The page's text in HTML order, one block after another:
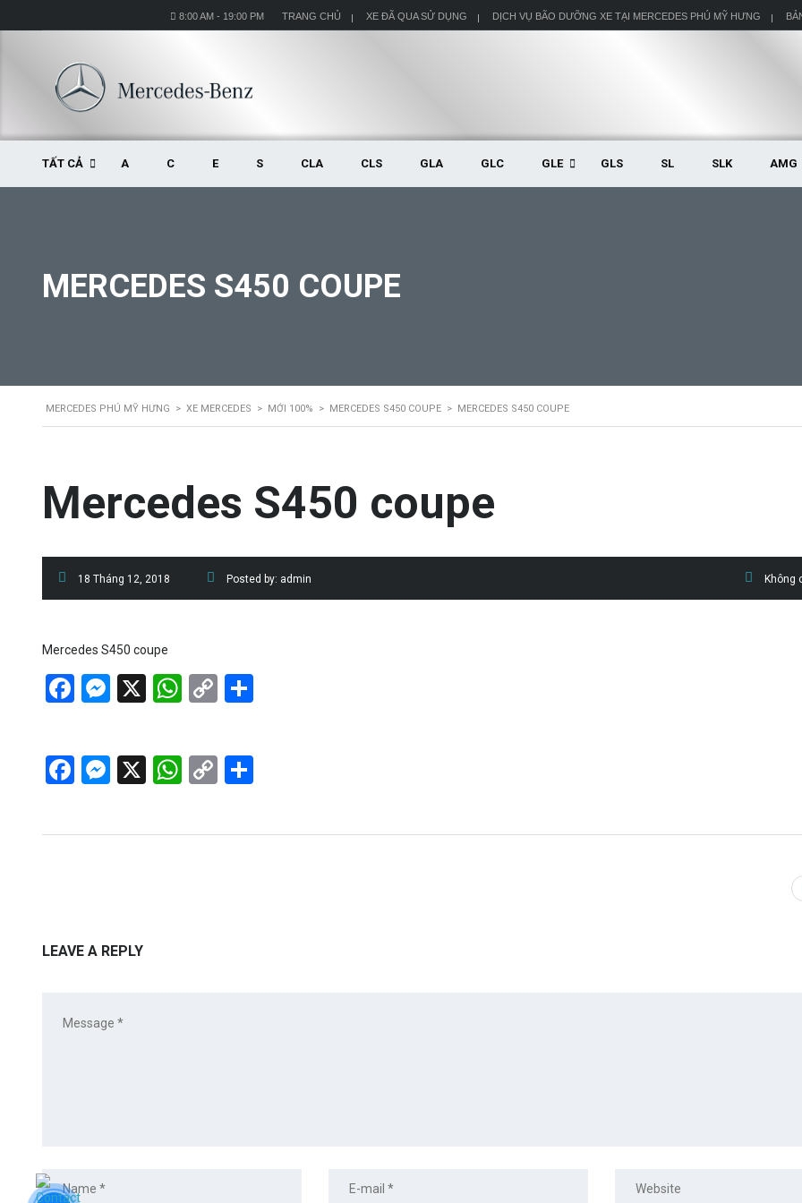
TRANG CHỦ XE ĐÃ QUA SỬ DỤNG DỊCH VỤ BÃO DƯỠNG XE TẠI MERCEDES PHÚ MỸ HƯNG
8:00 AM - 19:00 PM
TẤT CẢ A C E S CLA CLS GLA GLC GLE GLS SL SLK AMG
MERCEDES S450 COUPE
MERCEDES PHÚ MỸ HƯNG > XE MERCEDES > MỚI 100% > MERCEDES S450 COUPE > MERCEDES S450 COUPE
Mercedes S450 coupe
18 Tháng 12, 2018 Posted by: admin Không
Mercedes S450 coupe
Facebook
Messenger
X WhatsApp
Copy
Facebook
Messenger
X WhatsApp
Copy
LEAVE A REPLY